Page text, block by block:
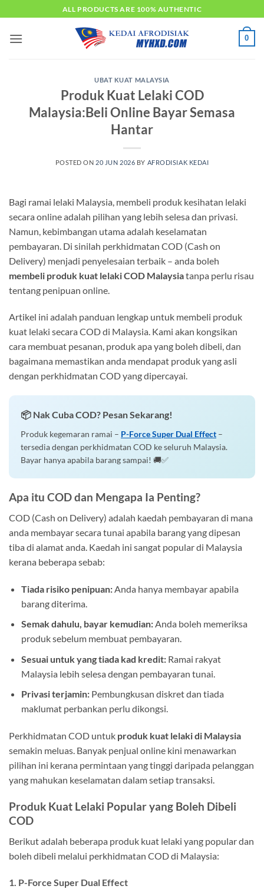
to
content
ALL PRODUCTS ARE 100% AUTHENTIC
0
UBAT KUAT MALAYSIA
Produk Kuat Lelaki COD
Malaysia:Beli Online Bayar Semasa
Hantar
POSTED ON 20 JUN 2026 BY AFRODISIAK KEDAI
Bagi ramai lelaki Malaysia, membeli produk kesihatan lelaki
secara online adalah pilihan yang lebih selesa dan privasi.
Namun, kebimbangan utama adalah keselamatan
pembayaran. Di sinilah perkhidmatan COD (Cash on
Delivery) menjadi penyelesaian terbaik – anda boleh
membeli produk kuat lelaki COD Malaysiatanpa perlu risau
tentang penipuan online.
Artikel ini adalah panduan lengkap untuk membeli produk
kuat lelaki secara COD di Malaysia. Kami akan kongsikan
cara membuat pesanan, produk apa yang boleh dibeli, dan
bagaimana memastikan anda mendapat produk yang asli
dengan perkhidmatan COD yang dipercayai.
📦 Nak Cuba COD? Pesan Sekarang!
Produk kegemaran ramai – P-Force Super Dual Effect –
tersedia dengan perkhidmatan COD ke seluruh Malaysia.
Bayar hanya apabila barang sampai! 🚚✅
Apa itu COD dan Mengapa Ia Penting?
COD (Cash on Delivery) adalah kaedah pembayaran di mana
anda membayar secara tunai apabila barang yang dipesan
tiba di alamat anda. Kaedah ini sangat popular di Malaysia
kerana beberapa sebab:
Tiada risiko penipuan:Anda hanya membayar apabila
barang diterima.
Semak dahulu, bayar kemudian:Anda boleh memeriksa
produk sebelum membuat pembayaran.
Sesuai untuk yang tiada kad kredit:Ramai rakyat
Malaysia lebih selesa dengan pembayaran tunai.
Privasi terjamin:Pembungkusan diskret dan tiada
maklumat perbankan perlu dikongsi.
Perkhidmatan COD untuk produk kuat lelaki di Malaysia
semakin meluas. Banyak penjual online kini menawarkan
pilihan ini kerana permintaan yang tinggi daripada pelanggan
yang mahukan keselamatan dalam setiap transaksi.
Produk Kuat Lelaki Popular yang Boleh Dibeli
COD
Berikut adalah beberapa produk kuat lelaki yang popular dan
boleh dibeli melalui perkhidmatan COD di Malaysia:
1. P-Force Super Dual Effect